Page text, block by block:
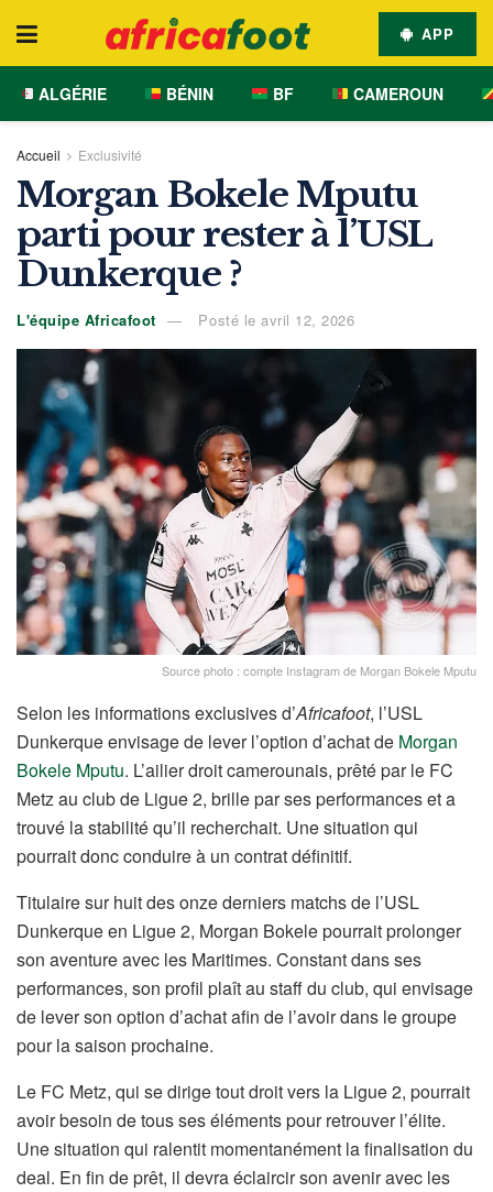
APP
ALGÉRIE BÉNIN BF CAMEROUN
Accueil Exclusivité
Morgan Bokele Mputu
parti pour rester à l’USL
Dunkerque ?
L'équipe Africafoot Posté le avril 12, 2026
Source photo : compte Instagram de Morgan Bokele Mputu
Selon les informations exclusives d’Africafoot, l’USL
Dunkerque envisage de lever l’option d’achat de Morgan
Bokele Mputu. L’ailier droit camerounais, prêté par le FC
Metz au club de Ligue 2, brille par ses performances et a
trouvé la stabilité qu’il recherchait. Une situation qui
pourrait donc conduire à un contrat définitif.
Titulaire sur huit des onze derniers matchs de l’USL
Dunkerque en Ligue 2, Morgan Bokele pourrait prolonger
son aventure avec les Maritimes. Constant dans ses
performances, son profil plaît au staff du club, qui envisage
de lever son option d’achat afin de l’avoir dans le groupe
pour la saison prochaine.
Le FC Metz, qui se dirige tout droit vers la Ligue 2, pourrait
avoir besoin de tous ses éléments pour retrouver l’élite.
Une situation qui ralentit momentanément la finalisation du
deal. En fin de prêt, il devra éclaircir son avenir avec les